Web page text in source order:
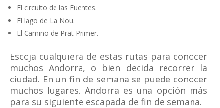
El circuito de las Fuentes.
El lago de La Nou.
El Camino de Prat Primer.
Escoja cualquiera de estas rutas para conocer
muchos Andorra, o bien decida recorrer la
ciudad. En un fin de semana se puede conocer
muchos lugares. Andorra es una opción más
para su siguiente escapada de fin de semana.